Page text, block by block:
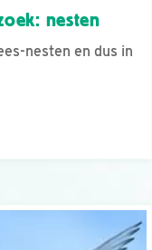
nesten
nesten en dus in